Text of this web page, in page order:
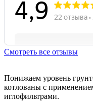
Смотреть все отзывы
Понижаем уровень
котлованы с
иглофильтрами.